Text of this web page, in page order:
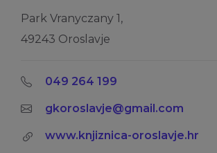
Park Vranyczany 1,
49243 Oroslavje
049 264 199
gkoroslavje@gmail.com
www.knjiznica-oroslavje.hr